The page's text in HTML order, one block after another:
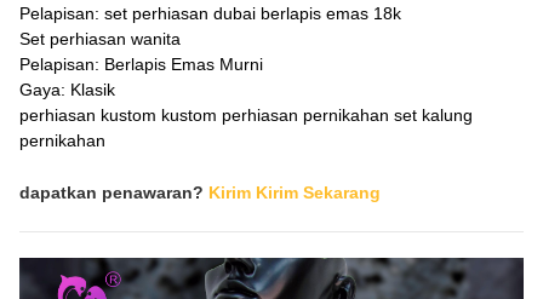
Pelapisan: set perhiasan dubai berlapis emas 18k
Set perhiasan wanita
Pelapisan: Berlapis Emas Murni
Gaya: Klasik
perhiasan kustom kustom perhiasan pernikahan set kalung
pernikahan
dapatkan penawaran? Kirim Kirim Sekarang